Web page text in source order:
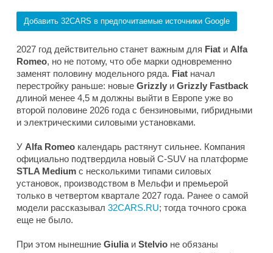
Добавить 32CARS в предпочитаемые источники Google
2027 год действительно станет важным для Fiat и Alfa
Romeo, но не потому, что обе марки одновременно
заменят половину модельного ряда. Fiat начал
перестройку раньше: новые Grizzly и Grizzly Fastback
длиной менее 4,5 м должны выйти в Европе уже во
второй половине 2026 года с бензиновыми, гибридными
и электрическими силовыми установками.
У Alfa Romeo календарь растянут сильнее. Компания
официально подтвердила новый C-SUV на платформе
STLA Medium с несколькими типами силовых
установок, производством в Мельфи и премьерой
только в четвертом квартале 2027 года. Ранее о самой
модели рассказывал 32CARS.RU; тогда точного срока
еще не было.
При этом нынешние Giuliaи Stelvio не обязаны